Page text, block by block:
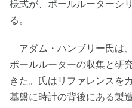
様式が、ポールルーターシ
る。
アダム・ハンブリー氏は
ポールルーターの収集と研
きた。氏はリファレンスを
基盤に時計の背後にある製